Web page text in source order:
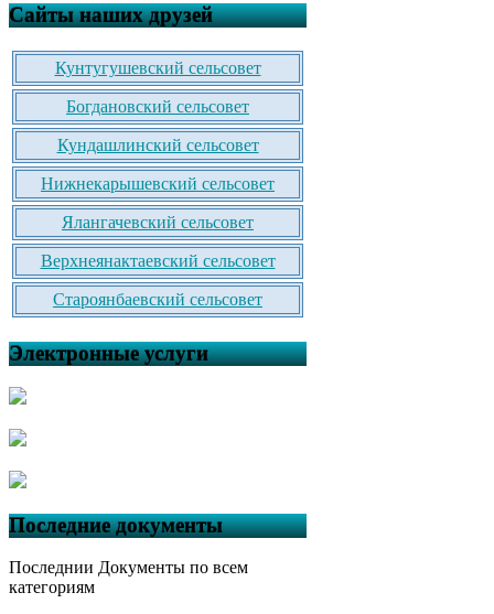
Сайты наших друзей
Кунтугушевский сельсовет
Богдановский сельсовет
Кундашлинский сельсовет
Нижнекарышевский сельсовет
Ялангачевский сельсовет
Верхнеянактаевский сельсовет
Староянбаевский сельсовет
Электронные услуги
Последние документы
Последнии Документы по всем
категориям